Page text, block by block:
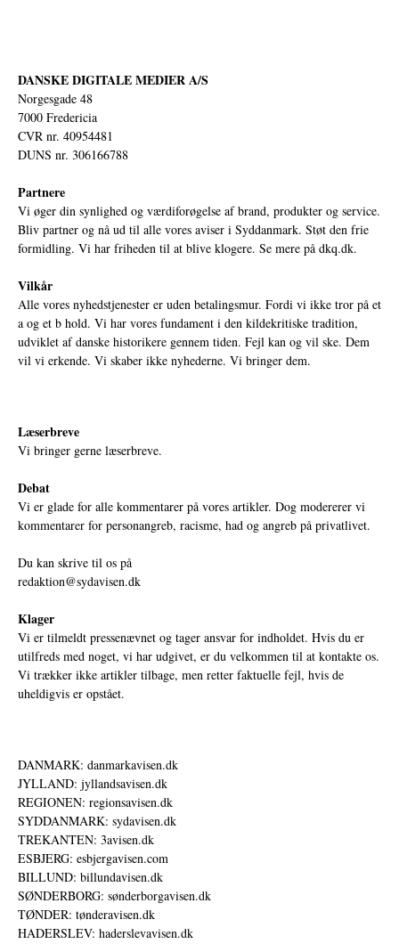
DANSKE DIGITALE MEDIER A/S
Norgesgade 48
7000 Fredericia
CVR nr. 40954481
DUNS nr. 306166788
Partnere
Vi øger din synlighed og værdiforøgelse af brand, produkter og service.
Bliv partner og nå ud til alle vores aviser i Syddanmark. Støt den frie
formidling. Vi har friheden til at blive klogere. Se mere på dkq.dk.
Vilkår
Alle vores nyhedstjenester er uden betalingsmur. Fordi vi ikke tror på et
a og et b hold. Vi har vores fundament i den kildekritiske tradition,
udviklet af danske historikere gennem tiden. Fejl kan og vil ske. Dem
vil vi erkende. Vi skaber ikke nyhederne. Vi bringer dem.
Læserbreve
Vi bringer gerne læserbreve.
Debat
Vi er glade for alle kommentarer på vores artikler. Dog modererer vi
kommentarer for personangreb, racisme, had og angreb på privatlivet.
Du kan skrive til os på
redaktion@sydavisen.dk
Klager
Vi er tilmeldt pressenævnet og tager ansvar for indholdet. Hvis du er
utilfreds med noget, vi har udgivet, er du velkommen til at kontakte os.
Vi trækker ikke artikler tilbage, men retter faktuelle fejl, hvis de
uheldigvis er opstået.
DANMARK: danmarkavisen.dk
JYLLAND: jyllandsavisen.dk
REGIONEN: regionsavisen.dk
SYDDANMARK: sydavisen.dk
TREKANTEN: 3avisen.dk
ESBJERG: esbjergavisen.com
BILLUND: billundavisen.dk
SØNDERBORG: sønderborgavisen.dk
TØNDER: tønderavisen.dk
HADERSLEV: haderslevavisen.dk